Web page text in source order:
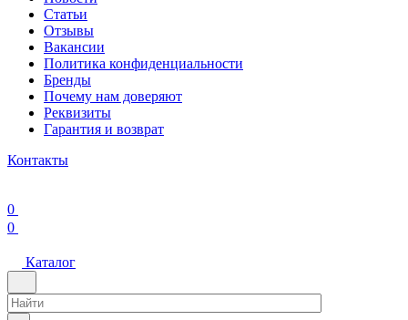
Статьи
Отзывы
Вакансии
Политика конфиденциальности
Бренды
Почему нам доверяют
Реквизиты
Гарантия и возврат
Контакты
0
0
Каталог